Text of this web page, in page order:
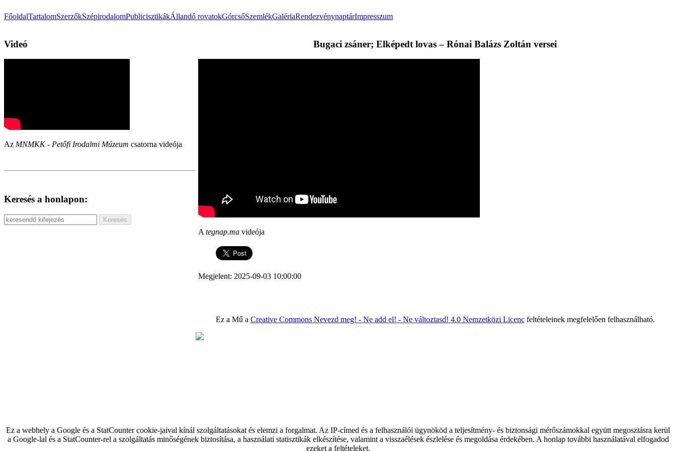
FőoldalTartalomSzerzőkSzépirodalomPublicisztikákÁllandó rovatokGórcsőSzemlékGalériaRendezvénynaptárImpresszum
Videó
Az MNMKK - Petőfi Irodalmi Múzeum csatorna videója
Keresés a honlapon:
Bugaci zsáner; Elképedt lovas – Rónai Balázs Zoltán versei
Ategnap.ma videója
Megjelent: 2025-09-03 10:00:00
Ez a Mű a Creative Commons Nevezd meg! - Ne add el! - Ne változtasd! 4.0 Nemzetközi Licencfeltételeinek megfelelően felhasználható.
Ez a webhely a Google és a StatCounter cookie-jaival kínál szolgáltatásokat és elemzi a forgalmat. Az IP-címed és a felhasználói ügynököd a teljesítmény- és biztonsági mérőszámokkal együtt megosztásra kerül
a Google-lal és a StatCounter-rel a szolgáltatás minőségének biztosítása, a használati statisztikák elkészítése, valamint a visszaélések észlelése és megoldása érdekében. A honlap további használatával elfogadod
ezeket a feltételeket.